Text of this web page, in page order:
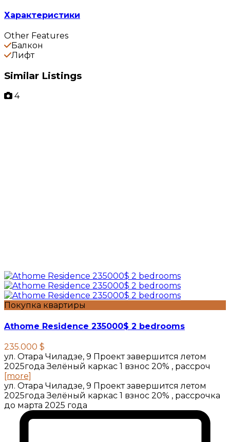
Характеристики
Other Features
Балкон
Лифт
Similar Listings
4
Покупка квартиры
Athome Residence 235000$ 2 bedrooms
235.000 $
ул. Отара Чиладзе, 9 Проект завершится летом
2025года Зелёный каркас 1 взнос 20% , рассроч
[more]
ул. Отара Чиладзе, 9 Проект завершится летом
2025года Зелёный каркас 1 взнос 20% , рассрочка
до марта 2025 года